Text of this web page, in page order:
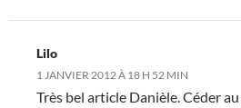
Lilo
1 JANVIER 2012 À 18 H 52 MIN
Très bel article Danièle. Céder